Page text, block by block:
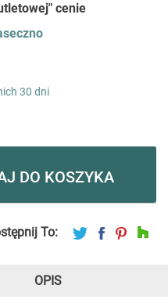
cenie
30 dni
DO KOSZYKA
To:
OPIS